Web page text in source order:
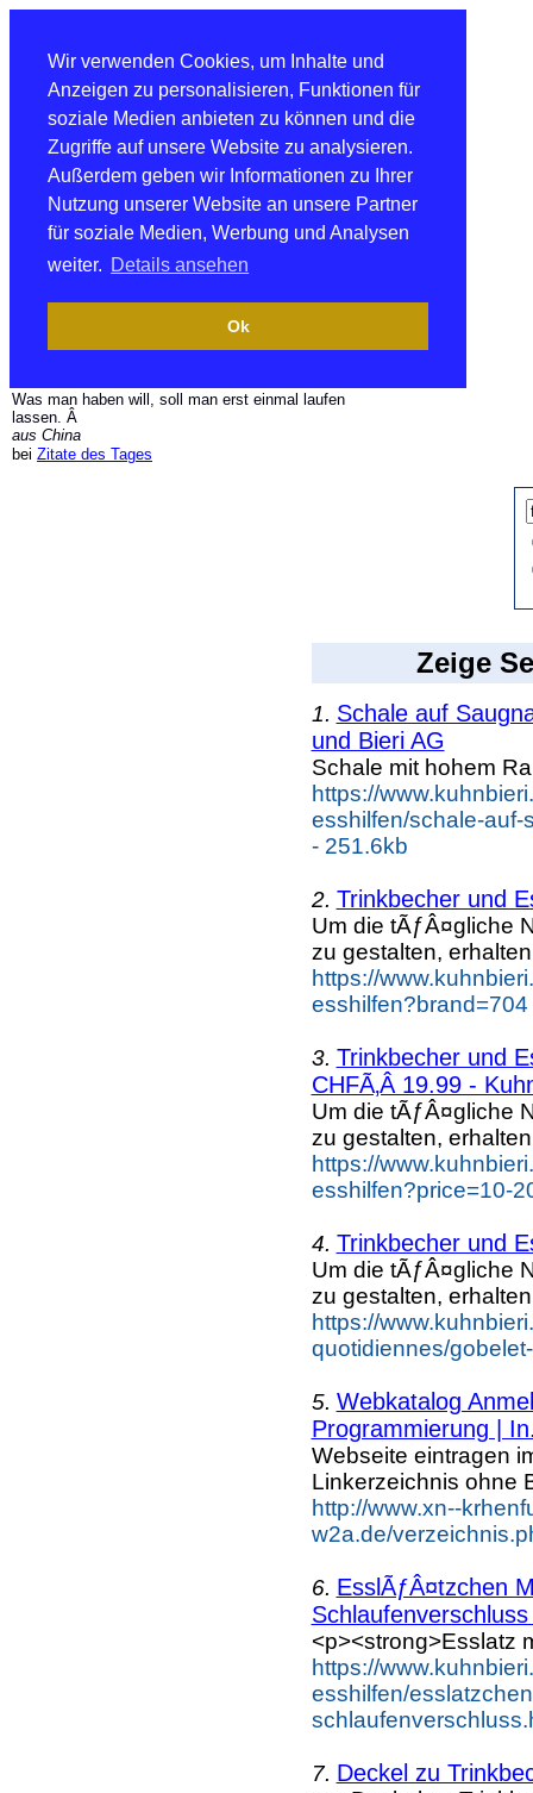
Wir verwenden Cookies, um Inhalte und
Anzeigen zu personalisieren, Funktionen für
soziale Medien anbieten zu können und die
Zugriffe auf unsere Website zu analysieren.
Außerdem geben wir Informationen zu Ihrer
Nutzung unserer Website an unsere Partner
für soziale Medien, Werbung und Analysen
weiter. Details ansehen
Ok
Was man haben will, soll man erst einmal laufen
lassen. Â
aus China
bei Zitate des Tages
Zeige
1. Schale auf
und Bieri AG
Schale mit hohem
https://
esshilfen/schale-auf-
- 251.6kb
2. Trinkbecher und
Um die tÃƒÂ¤gliche
zu gestalten,
https://
3. Trinkbecher und
CHFÃ‚Â 19.99 -
Um die tÃƒÂ¤gliche
zu gestalten,
https://
esshilfen?price=10-
4. Trinkbecher und
Um die tÃƒÂ¤gliche
zu gestalten,
https://
quotidiennes/
5. Webkatalog
Programmierung |
Webseite eintragen
Linkerzeichnis ohne
http://www.xn--
w2a.de/
6. EsslÃƒÂ¤tzchen
<p><strong>Esslatz
https://
esshilfen/
7. Deckel zu